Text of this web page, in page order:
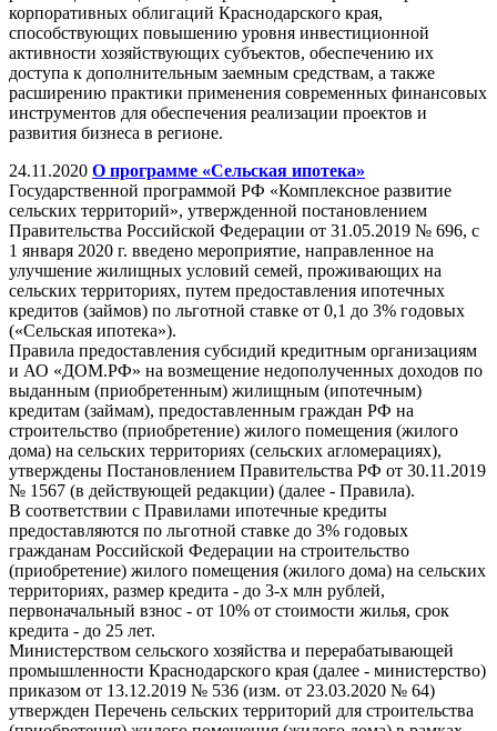
корпоративных облигаций Краснодарского края,
способствующих повышению уровня инвестиционной
активности хозяйствующих субъектов, обеспечению их
доступа к дополнительным заемным средствам, а также
расширению практики применения современных финансовых
инструментов для обеспечения реализации проектов и
развития бизнеса в регионе.
24.11.2020 О программе «Сельская ипотека»
Государственной программой РФ «Комплексное развитие
сельских территорий», утвержденной постановлением
Правительства Российской Федерации от 31.05.2019 № 696, с
1 января 2020 г. введено мероприятие, направленное на
улучшение жилищных условий семей, проживающих на
сельских территориях, путем предоставления ипотечных
кредитов (займов) по льготной ставке от 0,1 до 3% годовых
(«Сельская ипотека»).
Правила предоставления субсидий кредитным организациям
и АО «ДОМ.РФ» на возмещение недополученных доходов по
выданным (приобретенным) жилищным (ипотечным)
кредитам (займам), предоставленным граждан РФ на
строительство (приобретение) жилого помещения (жилого
дома) на сельских территориях (сельских агломерациях),
утверждены Постановлением Правительства РФ от 30.11.2019
№ 1567 (в действующей редакции) (далее - Правила).
В соответствии с Правилами ипотечные кредиты
предоставляются по льготной ставке до 3% годовых
гражданам Российской Федерации на строительство
(приобретение) жилого помещения (жилого дома) на сельских
территориях, размер кредита - до 3-х млн рублей,
первоначальный взнос - от 10% от стоимости жилья, срок
кредита - до 25 лет.
Министерством сельского хозяйства и перерабатывающей
промышленности Краснодарского края (далее - министерство)
приказом от 13.12.2019 № 536 (изм. от 23.03.2020 № 64)
утвержден Перечень сельских территорий для строительства